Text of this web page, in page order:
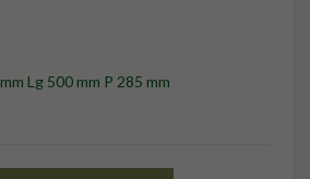
Lg 500 mm P 285 mm